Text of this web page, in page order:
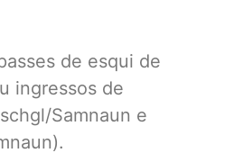
de esqui de
ingressos de
Samnaun e